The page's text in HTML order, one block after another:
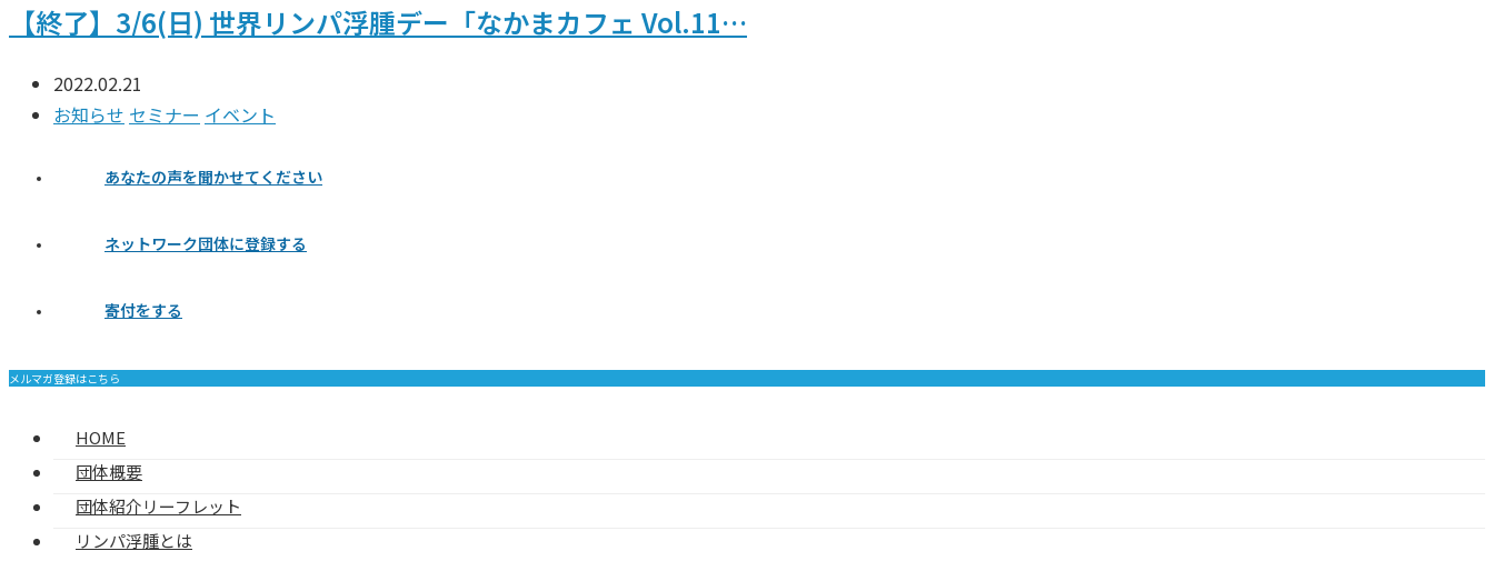
【終了】3/6(日) 世界リンパ浮腫デー「なかまカフェ Vol.11…
2022.02.21
お知らせ セミナー イベント
あなたの声を聞かせてください
ネットワーク団体に登録する
寄付をする
メルマガ登録はこちら
HOME
団体概要
団体紹介リーフレット
リンパ浮腫とは